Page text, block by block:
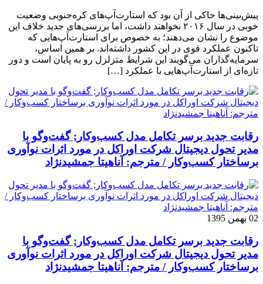
پیش‌بینی‌ها حاکی از آن بود که استارت‌آپ‌های کره‌جنوبی وضعیت
خوبی در سال ۲۰۱۶ نخواهند داشت، اما بررسی‌های جدید خلاف این
موضوع را نشان می‌دهند؛ به خصوص برای استارت‌آپ‌هایی که
تاکنون عملکرد قوی در این کشور داشته‌اند. بر همین اساس،
سرمایه‌گذاران می‌گویند این شرایط متزلزل رو به پایان است و دور
تازه‌ای از استارت‌آپ‌هایی با عملکرد […]
رقابت جدید برسر تکامل مدل کسب‌و‌کار; گفت‌وگو با
مدیر تحول دیجیتال شرکت اوراکل در مورد اثرات نوآوری
برساختار کسب‌وکار / مترجم: آناهیتا جمشیدنژاد
02 بهمن 1395
رقابت جدید برسر تکامل مدل کسب‌و‌کار; گفت‌وگو با
مدیر تحول دیجیتال شرکت اوراکل در مورد اثرات نوآوری
برساختار کسب‌وکار / مترجم: آناهیتا جمشیدنژاد